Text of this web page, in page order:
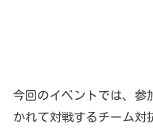
今回のイベントでは、参
かれて対戦するチーム対